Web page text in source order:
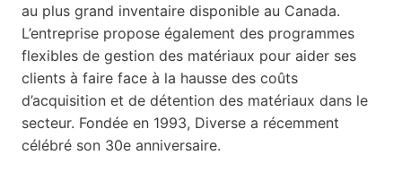
au plus grand inventaire disponible au Canada.
L’entreprise propose également des programmes
flexibles de gestion des matériaux pour aider ses
clients à faire face à la hausse des coûts
d’acquisition et de détention des matériaux dans le
secteur. Fondée en 1993, Diverse a récemment
célébré son 30e anniversaire.